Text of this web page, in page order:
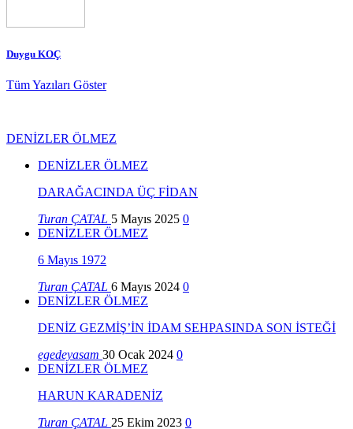
Duygu KOÇ
Tüm Yazıları Göster
DENİZLER ÖLMEZ
DENİZLER ÖLMEZ
DARAĞACINDA ÜÇ FİDAN
Turan ÇATAL 5 Mayıs 2025 0
DENİZLER ÖLMEZ
6 Mayıs 1972
Turan ÇATAL 6 Mayıs 2024 0
DENİZLER ÖLMEZ
DENİZ GEZMİŞ’İN İDAM SEHPASINDA SON İSTEĞİ
egedeyasam 30 Ocak 2024 0
DENİZLER ÖLMEZ
HARUN KARADENİZ
Turan ÇATAL 25 Ekim 2023 0